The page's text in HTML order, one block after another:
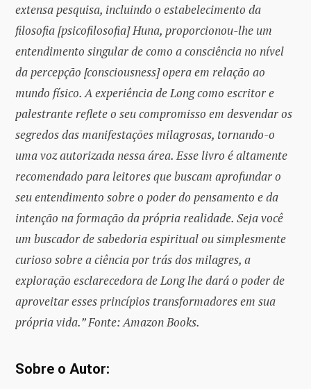
extensa pesquisa, incluindo o estabelecimento da
filosofia [psicofilosofia] Huna, proporcionou-lhe um
entendimento singular de como a consciência no nível
da percepção [consciousness] opera em relação ao
mundo físico. A experiência de Long como escritor e
palestrante reflete o seu compromisso em desvendar os
segredos das manifestações milagrosas, tornando-o
uma voz autorizada nessa área. Esse livro é altamente
recomendado para leitores que buscam aprofundar o
seu entendimento sobre o poder do pensamento e da
intenção na formação da própria realidade. Seja você
um buscador de sabedoria espiritual ou simplesmente
curioso sobre a ciência por trás dos milagres, a
exploração esclarecedora de Long lhe dará o poder de
aproveitar esses princípios transformadores em sua
própria vida.” Fonte: Amazon Books.
Sobre o Autor: